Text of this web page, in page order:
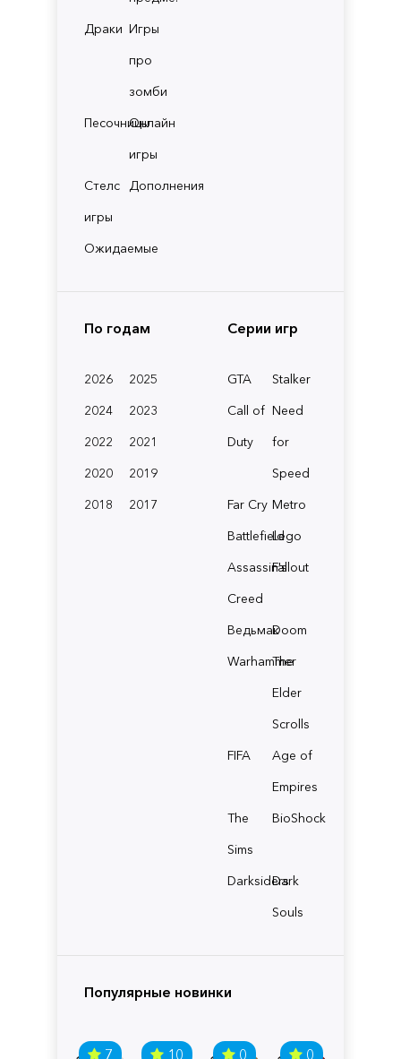
Драки Игры
про
зомби
ПесочницыОнлайн
игры
Стелс
игры
Дополнения
Ожидаемые
По годам
2026
2025
2024
2023
2022
2021
2020
2019
2018
2017
Серии игр
GTA
Stalker
Call of
Duty
Need
for
Speed
Far Cry Metro
BattlefieldLego
Assassin's
Creed
Fallout
ВедьмакDoom
Warhammer
The
Elder
Scrolls
FIFA
Age of
Empires
The
Sims
BioShock
Darksiders
Dark
Souls
Популярные новинки
7 10 0 0